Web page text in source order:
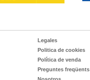
Legales
Politica de cookies
Política de venda
Preguntes freqüents